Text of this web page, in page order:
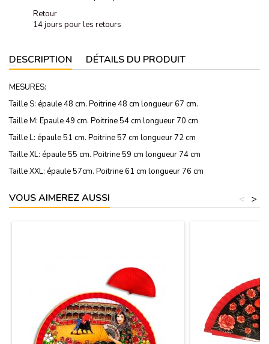
Retour
14 jours pour les retours
DESCRIPTION DÉTAILS DU PRODUIT
MESURES:
Taille S: épaule 48 cm. Poitrine 48 cm longueur 67 cm.
Taille M: Epaule 49 cm. Poitrine 54 cm longueur 70 cm
Taille L: épaule 51 cm. Poitrine 57 cm longueur 72 cm
Taille XL: épaule 55 cm. Poitrine 59 cm longueur 74 cm
Taille XXL: épaule 57cm. Poitrine 61 cm longueur 76 cm
VOUS AIMEREZ AUSSI >
<